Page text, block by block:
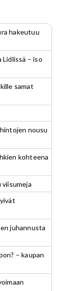
hakeutuu
– iso
samat
nousu
kohteena
juhannusta
– kaupan